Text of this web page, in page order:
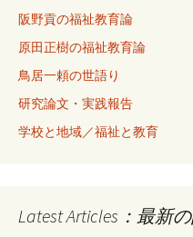
阪野貢の福祉教育論
原田正樹の福祉教育論
鳥居一頼の世語り
研究論文・実践報告
学校と地域／福祉と教育
Latest Articles：最新